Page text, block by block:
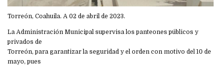
Torreón, Coahuila. A 02 de abril de 2023.
La Administración Municipal supervisa los panteones públicos y
privados de
Torreón, para garantizar la seguridad y el orden con motivo del 10 de
mayo, pues